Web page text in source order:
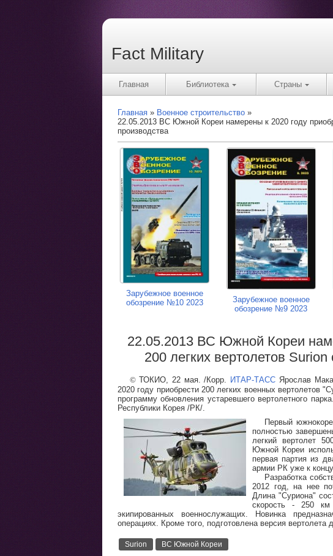
Fact Military
Главная Библиотека Страны
Главная
Военное строительство
22.05.2013 ВС Южной Кореи намерены к 2020 году
производства
Зарубежное военное
обозрение №10 2023
Зарубежное военное
обозрение №9 2023
22.05.2013 ВС Южной Кореи
200 легких вертолетов
© ТОКИО, 22 мая. /Корр. ИТАР-ТАСС Ярослав
2020 году приобрести 200 легких военных вертолетов
программу обновления устаревшего вертолетного
Республики Корея /РК/.
Первый
полностью
легкий вертолет
Южной Кореи
первая партия из
армии РК уже к концу
Разработка
2012 год, на нее
Длина "Суриона"
скорость - 250
экипированных военнослужащих. Новинка
операциях. Кроме того, подготовлена версия вертолета
Surion ВС Южной Кореи